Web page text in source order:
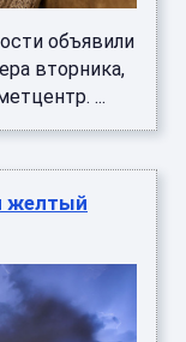
объявили
вторника,
...
желтый